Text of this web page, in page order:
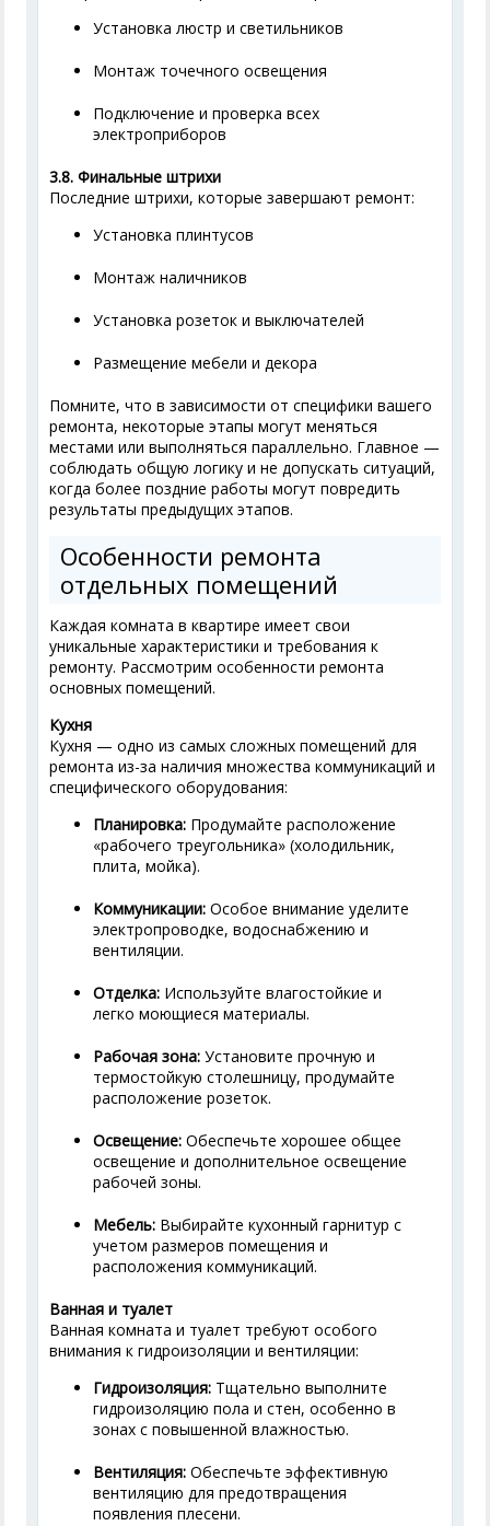
Установка люстр и светильников
Монтаж точечного освещения
Подключение и проверка всех
электроприборов
3.8. Финальные штрихи
Последние штрихи, которые завершают ремонт:
Установка плинтусов
Монтаж наличников
Установка розеток и выключателей
Размещение мебели и декора
Помните, что в зависимости от специфики вашего
ремонта, некоторые этапы могут меняться
местами или выполняться параллельно. Главное —
соблюдать общую логику и не допускать ситуаций,
когда более поздние работы могут повредить
результаты предыдущих этапов.
Особенности ремонта
отдельных помещений
Каждая комната в квартире имеет свои
уникальные характеристики и требования к
ремонту. Рассмотрим особенности ремонта
основных помещений.
Кухня
Кухня — одно из самых сложных помещений для
ремонта из-за наличия множества коммуникаций и
специфического оборудования:
Планировка: Продумайте расположение
«рабочего треугольника» (холодильник,
плита, мойка).
Коммуникации: Особое внимание уделите
электропроводке, водоснабжению и
вентиляции.
Отделка: Используйте влагостойкие и
легко моющиеся материалы.
Рабочая зона: Установите прочную и
термостойкую столешницу, продумайте
расположение розеток.
Освещение: Обеспечьте хорошее общее
освещение и дополнительное освещение
рабочей зоны.
Мебель: Выбирайте кухонный гарнитур с
учетом размеров помещения и
расположения коммуникаций.
Ванная и туалет
Ванная комната и туалет требуют особого
внимания к гидроизоляции и вентиляции:
Гидроизоляция: Тщательно выполните
гидроизоляцию пола и стен, особенно в
зонах с повышенной влажностью.
Вентиляция: Обеспечьте эффективную
вентиляцию для предотвращения
появления плесени.